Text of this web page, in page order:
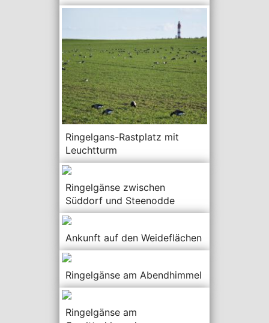
Ringelgans-Rastplatz mit
Leuchtturm
Ringelgänse zwischen
Süddorf und Steenodde
Ankunft auf den Weideflächen
Ringelgänse am Abendhimmel
Ringelgänse am